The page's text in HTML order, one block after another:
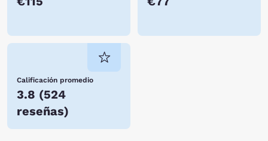
Calificación promedio
3.8 (524
reseñas)